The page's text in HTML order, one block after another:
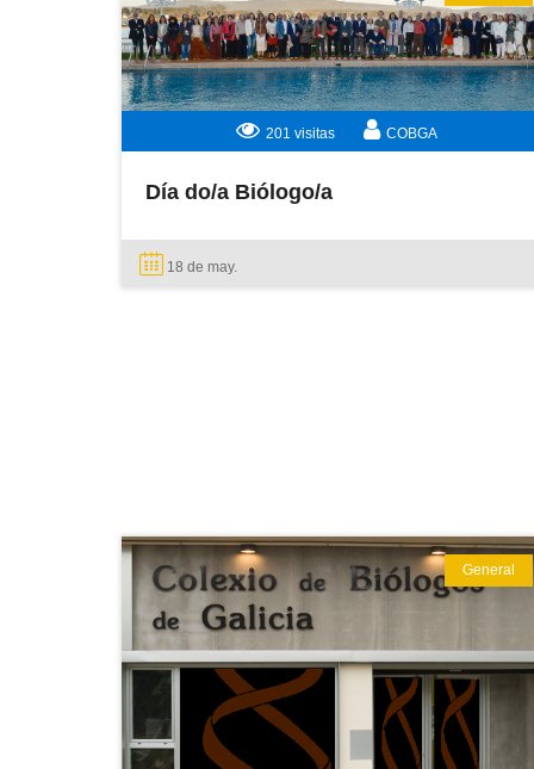
201 visitas COBGA
LEER MÁS
Día do/a Biólogo/a
18 de may.
General